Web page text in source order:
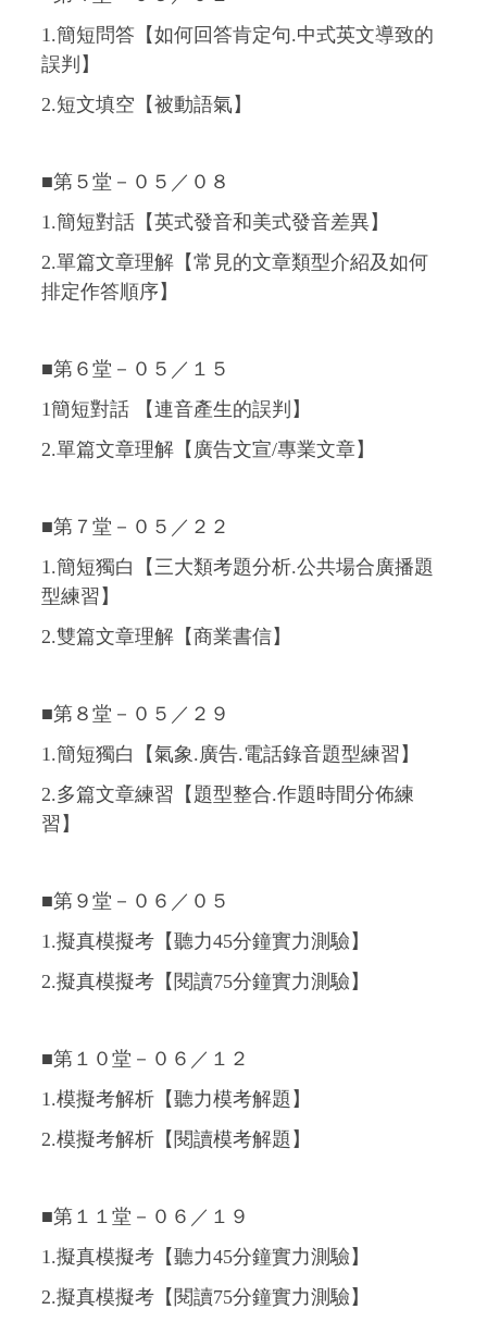
1.簡短問答【如何回答肯定句.中式英文導致的
誤判】
2.短文填空【被動語氣】
■第５堂－０５／０８
1.簡短對話【英式發音和美式發音差異】
2.單篇文章理解【常見的文章類型介紹及如何
排定作答順序】
■第６堂－０５／１５
1簡短對話 【連音產生的誤判】
2.單篇文章理解【廣告文宣/專業文章】
■第７堂－０５／２２
1.簡短獨白【三大類考題分析.公共場合廣播題
型練習】
2.雙篇文章理解【商業書信】
■第８堂－０５／２９
1.簡短獨白【氣象.廣告.電話錄音題型練習】
2.多篇文章練習【題型整合.作題時間分佈練
習】
■第９堂－０６／０５
1.擬真模擬考【聽力45分鐘實力測驗】
2.擬真模擬考【閱讀75分鐘實力測驗】
■第１０堂－０６／１２
1.模擬考解析【聽力模考解題】
2.模擬考解析【閱讀模考解題】
■第１１堂－０６／１９
1.擬真模擬考【聽力45分鐘實力測驗】
2.擬真模擬考【閱讀75分鐘實力測驗】